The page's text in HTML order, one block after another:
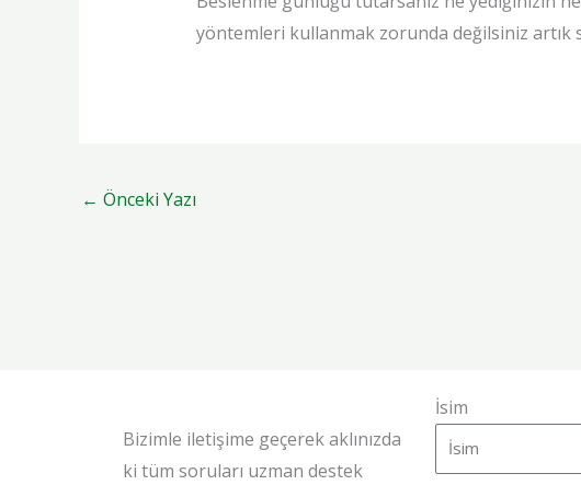
yöntemleri kullanmak zorunda değilsiniz artık
← Önceki Yazı
Bizimle iletişime geçerek aklınızda
ki tüm soruları uzman destek
İsim